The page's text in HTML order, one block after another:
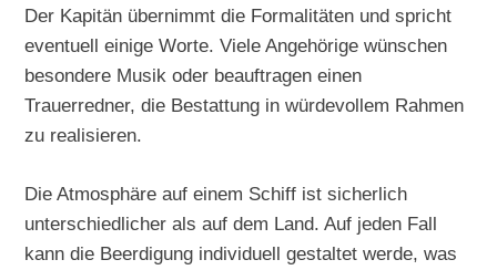
Der Kapitän übernimmt die Formalitäten und spricht
eventuell einige Worte. Viele Angehörige wünschen
besondere Musik oder beauftragen einen
Trauerredner, die Bestattung in würdevollem Rahmen
zu realisieren.
Die Atmosphäre auf einem Schiff ist sicherlich
unterschiedlicher als auf dem Land. Auf jeden Fall
kann die Beerdigung individuell gestaltet werde, was